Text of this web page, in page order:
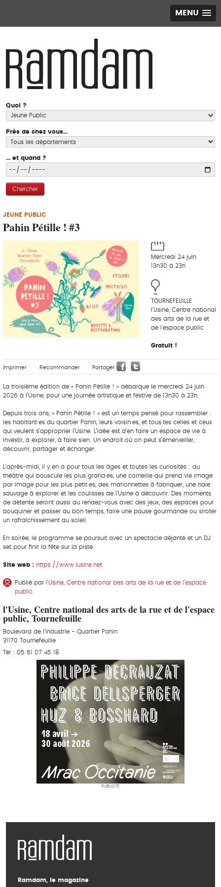
MENU
Quoi ?
Près de chez vous...
... et quand ?
Chercher
JEUNE PUBLIC
Pahin Pétille ! #3
Mercredi 24 juin
13h30 à 23h
TOURNEFEUILLE
l'Usine, Centre national
des arts de la rue et
de l'espace public
Gratuit !
Imprimer Recommander Partager
La troisième édition de « Pahin Pétille ! » débarque le mercredi 24 juin
2026 à l’Usine, pour une journée artistique et festive de 13h30 à 23h.
Depuis trois ans, « Pahin Pétille ! » est un temps pensé pour rassembler :
les habitant·es du quartier Pahin, leurs voisin·es, et tous·tes celles et ceux
qui veulent s’approprier l’Usine. L’idée est d’en faire un espace de vie à
investir, à explorer, à faire sien. Un endroit où on peut s’émerveiller,
découvrir, partager et échanger.
L’après-midi, il y en a pour tous les âges et toutes les curiosités : du
théâtre qui bouscule les plus grand·es, une corneille qui prend vie image
par image pour les plus petit·es, des marionnettes à fabriquer, une haie
sauvage à explorer et les coulisses de l’Usine à découvrir. Des moments
de détente seront aussi au rendez-vous avec des jeux, des espaces pour
bouquiner et passer du bon temps, faire une pause gourmande ou siroter
un rafraîchissement au soleil.
En soirée, le programme se poursuit avec un spectacle déjanté et un DJ
set pour finir la fête sur la piste.
Site web : https://www.lusine.net
Publié par l’Usine, Centre national des arts de la rue et de l’espace
public
l'Usine, Centre national des arts de la rue et de l'espace
public, Tournefeuille
Boulevard de l'Industrie - Quartier Pahin
31170 Tournefeuille
Tél : 05 61 07 45 18
PUBLICITÉ
Ramdam, le magazine